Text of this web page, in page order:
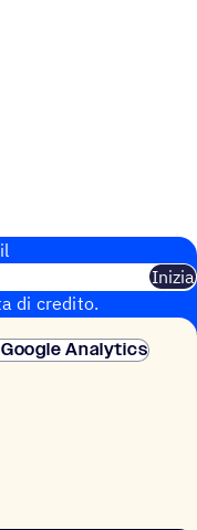
Inizia
di credito.
Google Analytics